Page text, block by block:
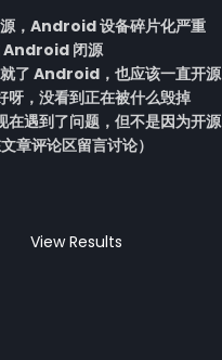
，Android 设备碎片化严重
Android 闭源
了 Android，也应该一直开源
，没看到正在被什么毁掉
遇到了问题，但不是因为开源
评论区留言讨论）
View Results